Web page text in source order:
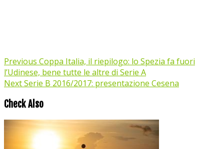
Previous Coppa Italia, il riepilogo: lo Spezia fa fuori
l’Udinese, bene tutte le altre di Serie A
NextSerie B 2016/2017: presentazione Cesena
Check Also